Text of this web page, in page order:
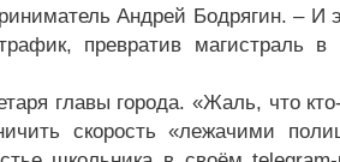
Андрей Бодрягин. – И
превратив магистраль в
главы города. «Жаль, что
скорость «лежачими